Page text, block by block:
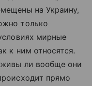
на Украину,
только
мирные
к ним относятся.
ли вообще они
прямо